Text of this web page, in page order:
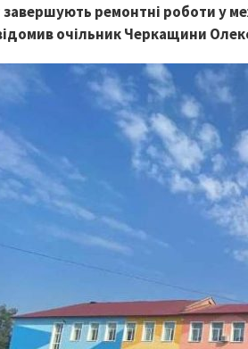
завершують ремонтні роботи у
очільник Черкащини